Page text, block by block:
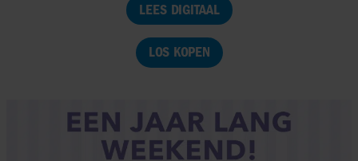
LEES DIGITAAL
LOS KOPEN